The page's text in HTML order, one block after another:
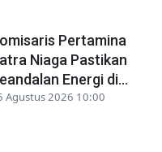
Pertamina
Niaga Pastikan
Energi di...
Agustus 2026 10:00